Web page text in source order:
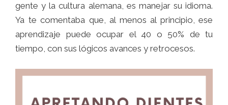
gente y la cultura alemana, es manejar su idioma.
Ya te comentaba que, al menos al principio, ese
aprendizaje puede ocupar el 40 o 50% de tu
tiempo, con sus lógicos avances y retrocesos.